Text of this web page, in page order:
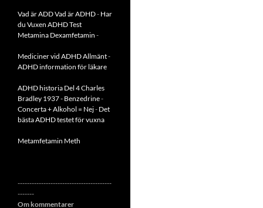
Vad är ADDVad är ADHD- Har
du Vuxen ADHD Test
Metamina Dexamfetamin -
Mediciner vid ADHD Allmänt-
ADHD information för läkare
ADHD historia Del 4 Charles
Bradley 1937 - Benzedrine-
Concerta + Alkohol = Nej- Det
bästa ADHD testet för vuxna
Metamfetamin Meth
----------------------------------------
-------
Om kommentarer